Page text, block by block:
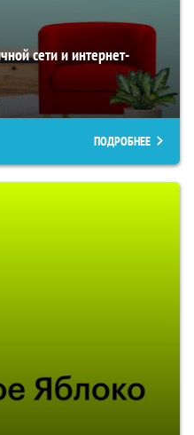
сети и интернет-
ПОДРОБНЕЕ